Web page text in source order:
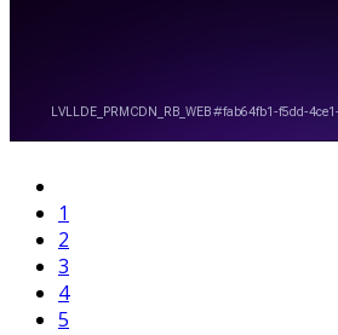
1
2
3
4
5